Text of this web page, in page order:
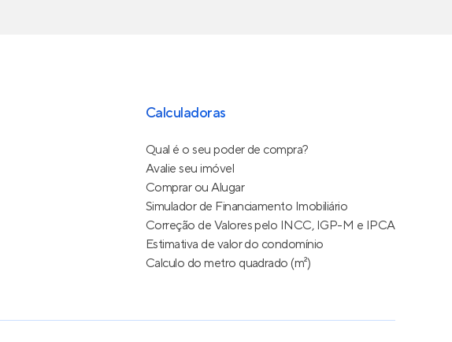
Calculadoras
Qual é o seu poder de compra?
Avalie seu imóvel
Comprar ou Alugar
Simulador de Financiamento Imobiliário
Correção de Valores pelo INCC, IGP-M e IPCA
Estimativa de valor do condomínio
Calculo do metro quadrado (m²)